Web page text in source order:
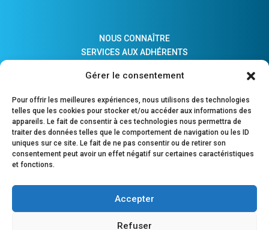
Gérer le consentement
Pour offrir les meilleures expériences, nous utilisons des technologies
telles que les cookies pour stocker et/ou accéder aux informations des
appareils. Le fait de consentir à ces technologies nous permettra de
traiter des données telles que le comportement de navigation ou les ID
uniques sur ce site. Le fait de ne pas consentir ou de retirer son
consentement peut avoir un effet négatif sur certaines caractéristiques
et fonctions.
Accepter
Refuser
NOUS CONNAÎTRE
SERVICES AUX ADHÉRENTS
ADHÉSION
COMPTES MAJEURS PROTÉGÉS
POURQUOI ADHÉRER ?
OUTILS DE GESTION
PARTENAIRE DE LA PROFESSION COMPTABLE